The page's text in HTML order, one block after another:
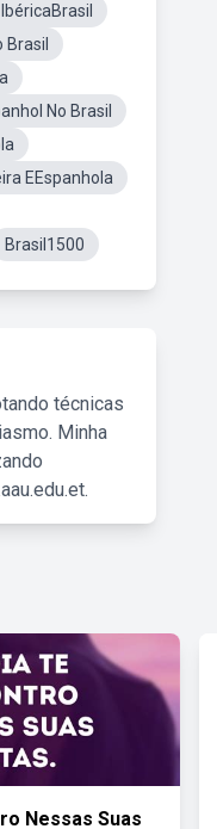
Brasil
No Brasil
EEspanhola
Brasil1500
técnicas
Minha
Nessas Suas